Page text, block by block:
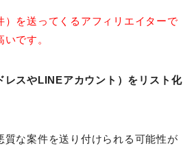
）を送ってくるアフィリエイターで
です。
レスやLINEアカウント）をリスト化
質な案件を送り付けられる可能性が